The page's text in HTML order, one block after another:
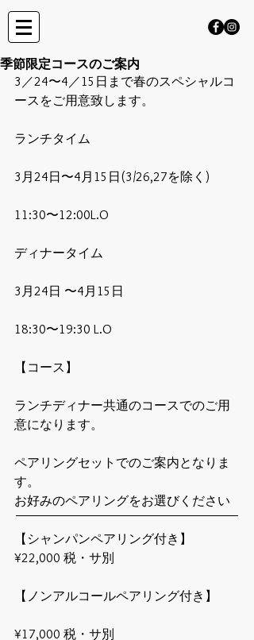
季節限定コースのご案内
3／24〜4／15日まで春のスペシャルコ
ースをご用意致します。
ランチタイム
3月24日〜4月15日(3/26,27を除く)
11:30〜12:00L.O
ディナータイム
3月24日 〜4月15日
18:30〜19:30 L.O
【コース】
ランチディナー共通のコースでのご用
意になります。
ペアリングセットでのご案内となりま
す。
お好みのペアリングをお選びください
【シャンパンペアリング付き】
¥22,000 税・サ別
【ノンアルコールペアリング付き】
¥17,000 税・サ別